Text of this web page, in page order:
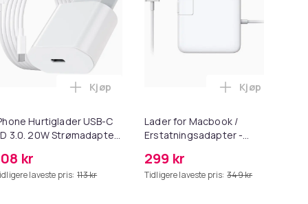
i handlekurven
hjørnebeskyttelse og kantbeskyttelse for barn i
Hurtiglader USB-C
3.0. 20W Strømadapter
kr
laveste pris: 113 kr
Legg iPhone Hurtiglader USB-C PD 3.0.
Kjøp
Lader for Macbook /
Erstatningsadapter -
299 kr
Tidligere laveste pris: 349 kr
Legg Lader
Kjøp